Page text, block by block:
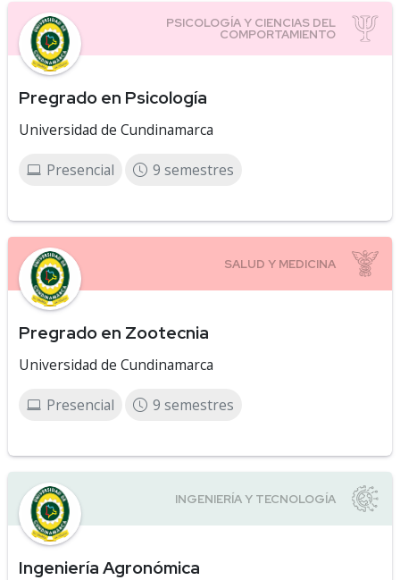
Pregrado en Psicología
Universidad de Cundinamarca
Presencial 9 semestres
Pregrado en Zootecnia
Universidad de Cundinamarca
Presencial 9 semestres
Ingeniería Agronómica